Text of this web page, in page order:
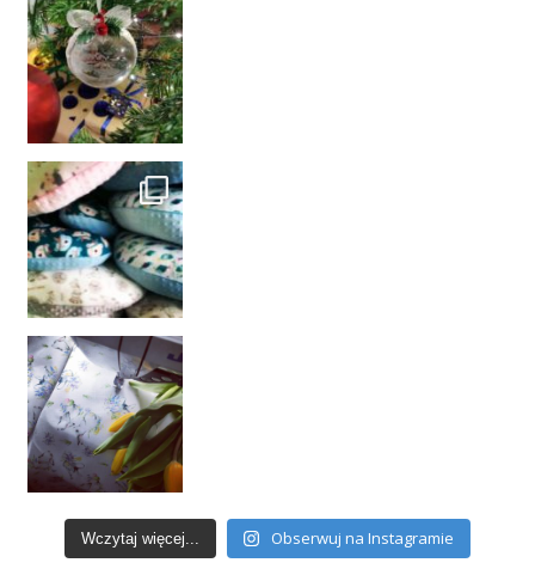
Wczytaj więcej... Obserwuj na Instagramie